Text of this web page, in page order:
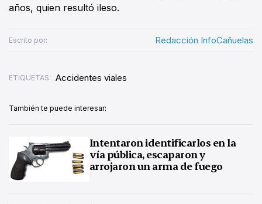
años, quien resultó ileso.
Escrito por: Redacción InfoCañuelas
ETIQUETAS: Accidentes viales
También te puede interesar:
Intentaron identificarlos en la
vía pública, escaparon y
arrojaron un arma de fuego